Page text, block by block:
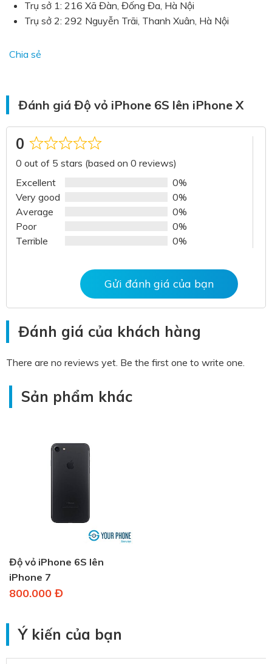
Trụ sở 1: 216 Xã Đàn, Đống Đa, Hà Nội
Trụ sở 2: 292 Nguyễn Trãi, Thanh Xuân, Hà Nội
Chia sẻ
Đánh giá Độ vỏ iPhone 6S lên iPhone X
0
Rated
0
out
of
5
0 out of 5 stars (based on 0 reviews)
Excellent
0%
Very good
0%
Average
0%
Poor
0%
Terrible
0%
Gửi đánh giá của bạn
Đánh giá của khách hàng
There are no reviews yet. Be the first one to write one.
Sản phẩm khác
Độ vỏ iPhone 6S lên
iPhone 7
800.000 Đ
Ý kiến của bạn